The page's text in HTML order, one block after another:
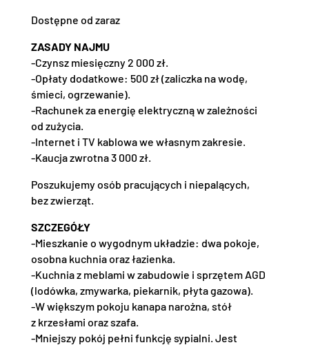
Dostępne od zaraz
ZASADY NAJMU
-Czynsz miesięczny 2 000 zł.
-Opłaty dodatkowe: 500 zł (zaliczka na wodę,
śmieci, ogrzewanie).
-Rachunek za energię elektryczną w zależności
od zużycia.
-Internet i TV kablowa we własnym zakresie.
-Kaucja zwrotna 3 000 zł.
Poszukujemy osób pracujących i niepalących,
bez zwierząt.
SZCZEGÓŁY
-Mieszkanie o wygodnym układzie: dwa pokoje,
osobna kuchnia oraz łazienka.
-Kuchnia z meblami w zabudowie i sprzętem AGD
(lodówka, zmywarka, piekarnik, płyta gazowa).
-W większym pokoju kanapa narożna, stół
z krzesłami oraz szafa.
-Mniejszy pokój pełni funkcję sypialni. Jest